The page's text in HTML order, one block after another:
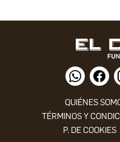
QUIÉNES
TÉRMINOS Y
P. DE COOKIES